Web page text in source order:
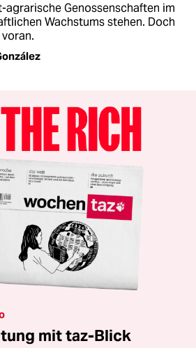
agrarische Genossenschaften im
Wachstums stehen. Doch
mit taz-Blick